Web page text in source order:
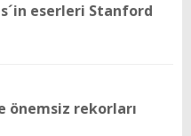
eserleri Stanford
önemsiz rekorları